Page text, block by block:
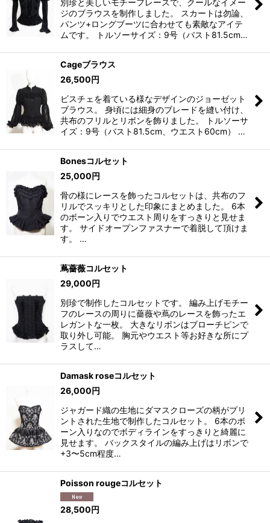
別珍と美しいモチーフレースで、クールなイメー
ジのブラウスを制作しました。 スカートは勿論、
パンツ+ロングブーツに合わせても素敵なアイテ
ムです。 トルソーサイズ：9号（バスト81.5cm…
Cageブラウス
26,500 円
ビスチェを着ている様なデザインのジョーゼット
ブラウス。 身頃には細身のブレードを縫い付け、
共布のフリルとリボンを飾りました。 トルソーサ
イズ：9号（バスト81.5cm、ウエスト60cm） …
Bonesコルセット
25,000 円
骨の様にレースを飾ったコルセットは、共布のフ
リルでスッキリとした印象にまとめました。 6本
のボーン入りでウエスト周りをすっきりと見せま
す。 サイドオープンファスナーで着脱して頂けま
す。 …
蔦薔薇コルセット
29,000 円
別珍で制作したコルセットです。 編み上げモチー
フのレースの周りに薔薇や蔦のレースを飾ったエ
レガントな一枚。 大きなリボンはブローチピンで
取り外し可能。 胸元やウエスト等お好きな所にプ
ラスして…
Damask roseコルセット
26,000 円
ジャガード織の生地にダマスクローズの柄がプリ
ントされた生地で制作したコルセット。 6本のボ
ーン入りなのでボディラインをすっきりと綺麗に
見せます。 バックスタイルの編み上げはリボンで
+3〜5cm程度…
Poisson rougeコルセット
28,500円